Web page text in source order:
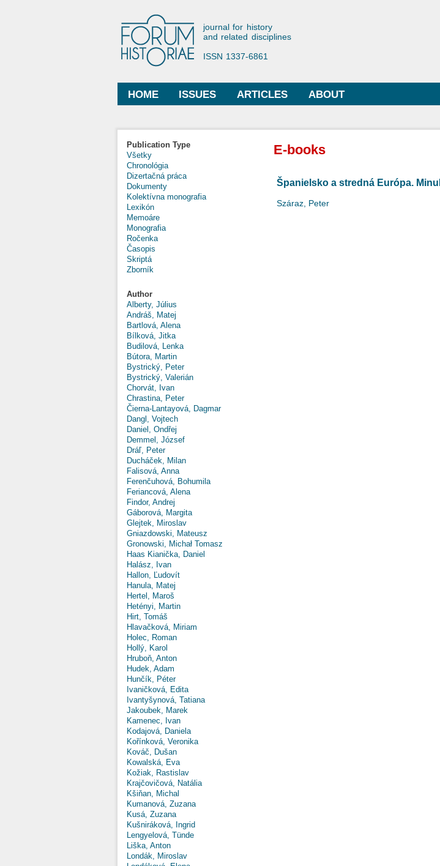
Forum Historiae
journal for history
and related disciplines
ISSN 1337-6861
Main menu
HOME ISSUES ARTICLES ABOUT
Publication Type
Všetky
Chronológia
Dizertačná práca
Dokumenty
Kolektívna monografia
Lexikón
Memoáre
Monografia
Ročenka
Časopis
Skriptá
Zborník
Author
Alberty, Július
Andráš, Matej
Bartlová, Alena
Bílková, Jitka
Budilová, Lenka
Bútora, Martin
Bystrický, Peter
Bystrický, Valerián
Chorvát, Ivan
Chrastina, Peter
Čierna-Lantayová, Dagmar
Dangl, Vojtech
Daniel, Ondřej
Demmel, József
Dráľ, Peter
Ducháček, Milan
Falisová, Anna
Ferenčuhová, Bohumila
Feriancová, Alena
Findor, Andrej
Gáborová, Margita
Glejtek, Miroslav
Gniazdowski, Mateusz
Gronowski, Michał Tomasz
Haas Kianička, Daniel
Halász, Ivan
Hallon, Ľudovít
Hanula, Matej
Hertel, Maroš
Hetényi, Martin
Hirt, Tomáš
Hlavačková, Miriam
Holec, Roman
Hollý, Karol
Hruboň, Anton
Hudek, Adam
Hunčík, Péter
Ivaničková, Edita
Ivantyšynová, Tatiana
Jakoubek, Marek
Kamenec, Ivan
Kodajová, Daniela
Kořínková, Veronika
Kováč, Dušan
Kowalská, Eva
Kožiak, Rastislav
Krajčovičová, Natália
Kšiňan, Michal
Kumanová, Zuzana
Kusá, Zuzana
Kušniráková, Ingrid
Lengyelová, Tünde
Liška, Anton
Londák, Miroslav
E-books
Španielsko a stredná Európa.
Száraz, Peter